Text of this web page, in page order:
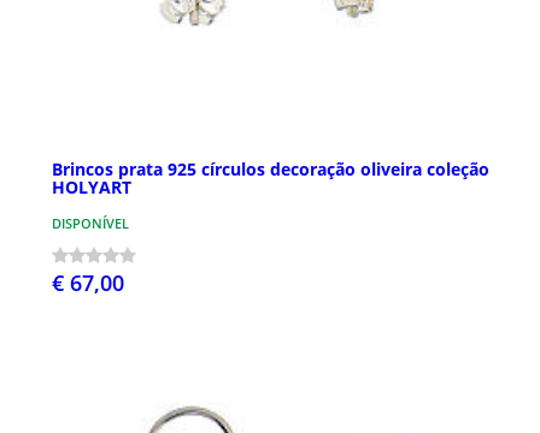
Brincos prata 925 círculos decoração oliveira coleção
HOLYART
DISPONÍVEL
€ 67,00